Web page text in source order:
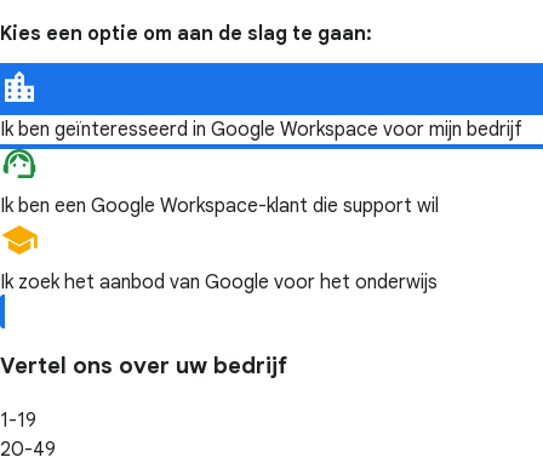
Kies een optie om aan de slag te gaan:
Ik ben geïnteresseerd in Google Workspace voor mijn bedrijf
Ik ben een Google Workspace-klant die support wil
Ik zoek het aanbod van Google voor het onderwijs
Vertel ons over uw bedrijf
1-19
20-49